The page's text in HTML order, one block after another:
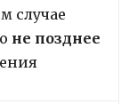
случае
не позднее